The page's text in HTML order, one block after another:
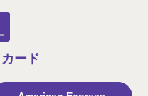
カード